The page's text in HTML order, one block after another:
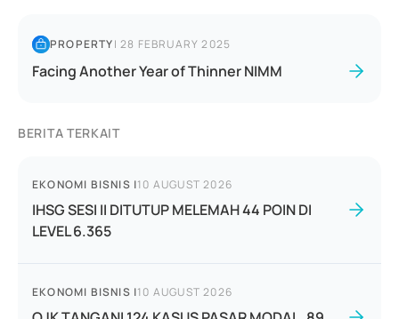
PROPERTY|28 FEBRUARY 2025
Facing Another Year of Thinner NIMM
BERITA TERKAIT
EKONOMI BISNIS |10 AUGUST 2026
IHSG SESI II DITUTUP MELEMAH 44 POIN DI
LEVEL 6.365
EKONOMI BISNIS |10 AUGUST 2026